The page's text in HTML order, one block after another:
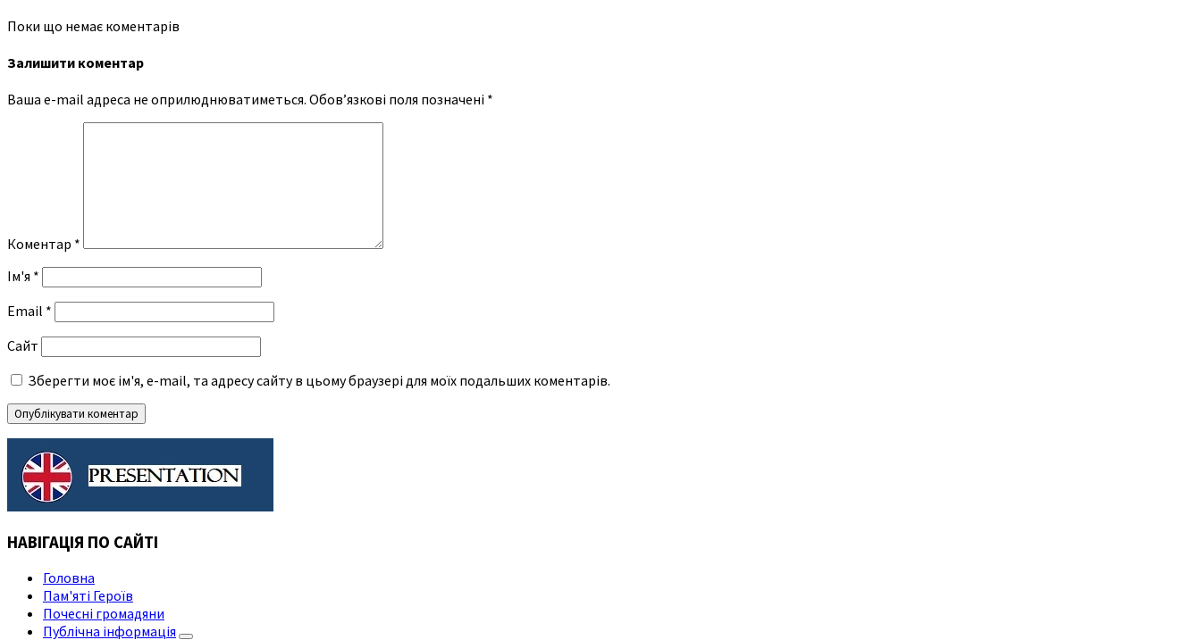
Поки що немає коментарів
Залишити коментар
Ваша e-mail адреса не оприлюднюватиметься. Обов’язкові поля позначені *
Коментар *
Ім'я *
Email *
Сайт
Зберегти моє ім'я, e-mail, та адресу сайту в цьому браузері для моїх подальших коментарів.
НАВІГАЦІЯ ПО САЙТІ
Головна
Пам'яті Героїв
Почесні громадяни
Публічна інформація